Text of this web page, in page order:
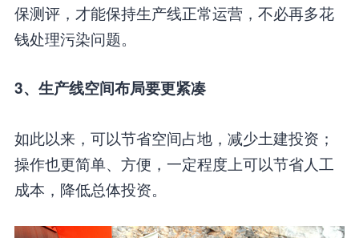
保测评，才能保持生产线正常运营，不必再多花
钱处理污染问题。
3、生产线空间布局要更紧凑
如此以来，可以节省空间占地，减少土建投资；
操作也更简单、方便，一定程度上可以节省人工
成本，降低总体投资。